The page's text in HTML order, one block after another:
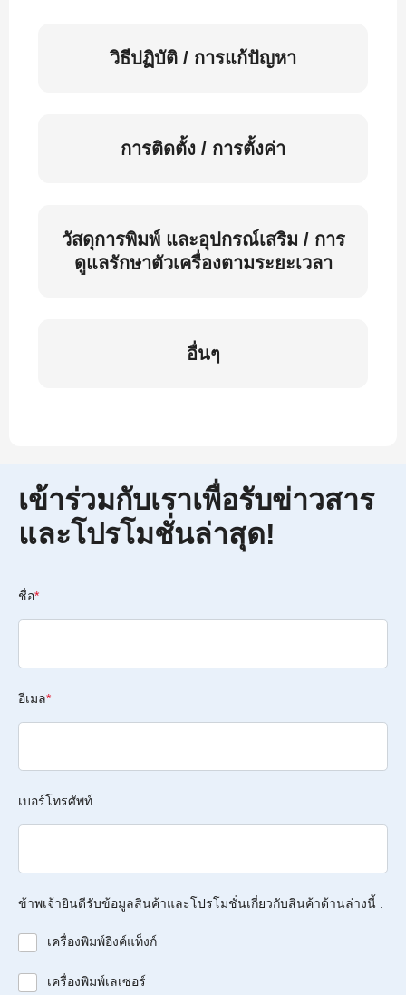
วิธีปฏิบัติ / การแก้ปัญหา
การติดตั้ง / การตั้งค่า
วัสดุการพิมพ์ และอุปกรณ์เสริม / การ
ดูแลรักษาตัวเครื่องตามระยะเวลา
อื่นๆ
เข้าร่วมกับเราเพื่อรับข่าวสาร
และโปรโมชั่นล่าสุด!
ชื่อ*
อีเมล*
เบอร์โทรศัพท์
ข้าพเจ้ายินดีรับข้อมูลสินค้าและโปรโมชั่นเกี่ยวกับสินค้าด้านล่างนี้ :
เครื่องพิมพ์อิงค์แท็งก์
เครื่องพิมพ์เลเซอร์